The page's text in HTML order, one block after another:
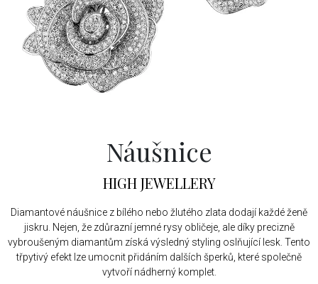
Náušnice
HIGH JEWELLERY
Diamantové náušnice z bílého nebo žlutého zlata dodají každé ženě
jiskru. Nejen, že zdůrazní jemné rysy obličeje, ale díky precizně
vybroušeným diamantům získá výsledný styling oslňující lesk. Tento
třpytivý efekt lze umocnit přidáním dalších šperků, které společně
vytvoří nádherný komplet.